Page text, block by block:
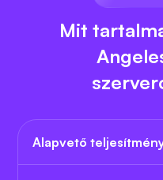
Mit
Alapvető